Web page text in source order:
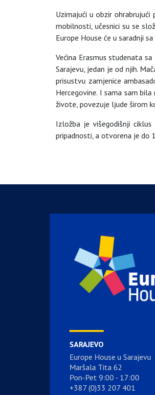
Uzimajući u obzir
mobilnosti, učesnici su se
Europe House će u saradnji
Većina Erasmus studenata
Sarajevu, jedan je od njih.
prisustvu zamjenice
Hercegovine. I sama sam
živote, povezuje ljude širom
Izložba je višegodišnji
pripadnosti, a otvorena je do
SARAJEVO
Europe House u Sarajevu
Maršala Tita 62
Pon-Pet 9:00 - 17:00
+387 (0)33 207 401